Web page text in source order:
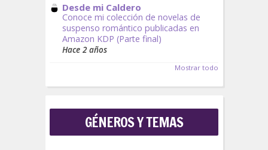
Desde mi Caldero
Conoce mi colección de novelas de
suspenso romántico publicadas en
Amazon KDP (Parte final)
Hace 2 años
Mostrar todo
GÉNEROS Y TEMAS